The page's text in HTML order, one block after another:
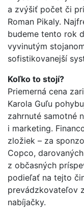
a zvýšiť počet či
Roman Pikaly.
budeme tento rok
vyvinutým
sofistikovanejší
Koľko to stojí?
Priemerná cena
Karola Guľu
zahrnuté samotné
i marketing.
zložiek – za
Copco,
z občasných
podieľať na tejto
prevádzkovateľov
nabíjačky.